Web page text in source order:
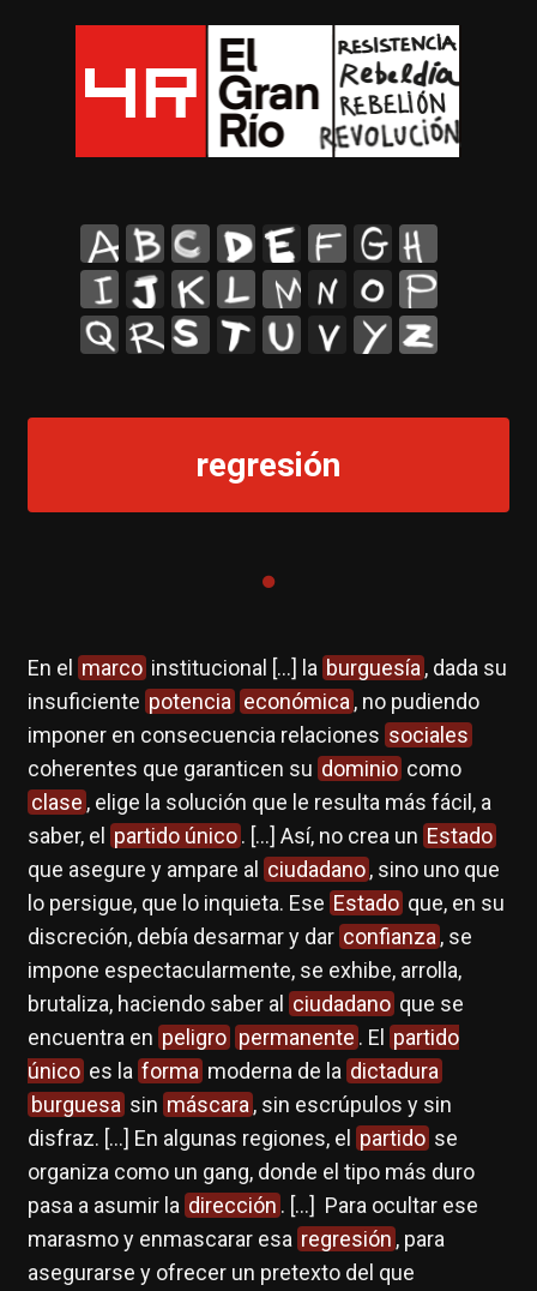
A B C D E F G
H
I
J K L M N O
P
regresión
En el marco institucional […] la burguesía , dada su
insuficiente potencia económica , no pudiendo
imponer en consecuencia relaciones sociales
coherentes que garanticen su dominio como
clase , elige la solución que le resulta más fácil, a
saber, el
partido único . […] Así, no crea un Estado
que asegure y ampare al ciudadano , sino uno que
lo persigue, que lo inquieta. Ese Estado que, en su
discreción, debía desarmar y dar confianza , se
impone espectacularmente, se exhibe, arrolla,
brutaliza, haciendo saber al ciudadano que se
encuentra en peligro permanente . El
partido
único es la forma moderna de la dictadura
burguesa sin máscara , sin escrúpulos y sin
disfraz. […] En algunas regiones, el
partido se
organiza como un gang, donde el tipo más duro
pasa a asumir la dirección . […] Para ocultar ese
marasmo y enmascarar esa regresión , para
asegurarse y ofrecer un pretexto del que